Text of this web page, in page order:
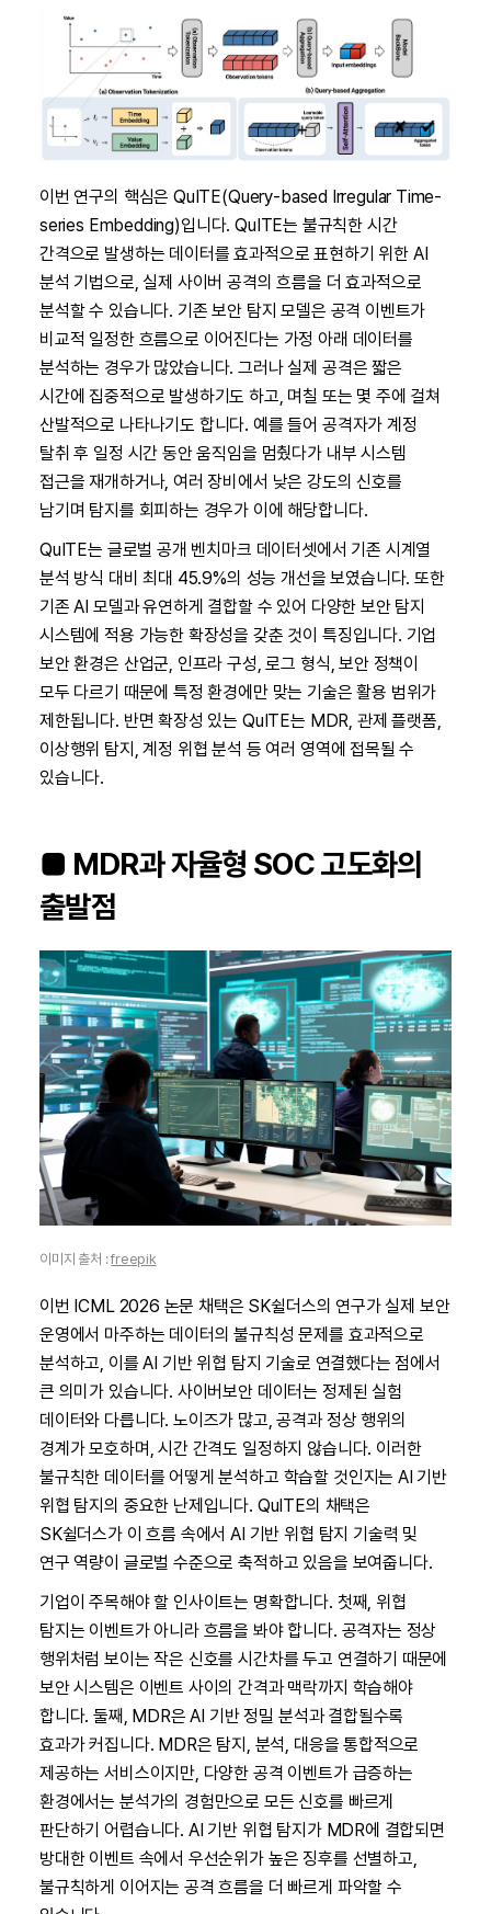
이번 연구의 핵심은 QuITE(Query-based Irregular Time-
series Embedding)입니다. QuITE는 불규칙한 시간
간격으로 발생하는 데이터를 효과적으로 표현하기 위한 AI
분석 기법으로, 실제 사이버 공격의 흐름을 더 효과적으로
분석할 수 있습니다. 기존 보안 탐지 모델은 공격 이벤트가
비교적 일정한 흐름으로 이어진다는 가정 아래 데이터를
분석하는 경우가 많았습니다. 그러나 실제 공격은 짧은
시간에 집중적으로 발생하기도 하고, 며칠 또는 몇 주에 걸쳐
산발적으로 나타나기도 합니다. 예를 들어 공격자가 계정
탈취 후 일정 시간 동안 움직임을 멈췄다가 내부 시스템
접근을 재개하거나, 여러 장비에서 낮은 강도의 신호를
남기며 탐지를 회피하는 경우가 이에 해당합니다.
QuITE는 글로벌 공개 벤치마크 데이터셋에서 기존 시계열
분석 방식 대비 최대 45.9%의 성능 개선을 보였습니다. 또한
기존 AI 모델과 유연하게 결합할 수 있어 다양한 보안 탐지
시스템에 적용 가능한 확장성을 갖춘 것이 특징입니다. 기업
보안 환경은 산업군, 인프라 구성, 로그 형식, 보안 정책이
모두 다르기 때문에 특정 환경에만 맞는 기술은 활용 범위가
제한됩니다. 반면 확장성 있는 QuITE는 MDR, 관제 플랫폼,
이상행위 탐지, 계정 위협 분석 등 여러 영역에 접목될 수
있습니다.
■ MDR과 자율형 SOC 고도화의
출발점
이미지 출처 :freepik
이번 ICML 2026 논문 채택은 SK쉴더스의 연구가 실제 보안
운영에서 마주하는 데이터의 불규칙성 문제를 효과적으로
분석하고, 이를 AI 기반 위협 탐지 기술로 연결했다는 점에서
큰 의미가 있습니다. 사이버보안 데이터는 정제된 실험
데이터와 다릅니다. 노이즈가 많고, 공격과 정상 행위의
경계가 모호하며, 시간 간격도 일정하지 않습니다. 이러한
불규칙한 데이터를 어떻게 분석하고 학습할 것인지는 AI 기반
위협 탐지의 중요한 난제입니다. QuITE의 채택은
SK쉴더스가 이 흐름 속에서 AI 기반 위협 탐지 기술력 및
연구 역량이 글로벌 수준으로 축적하고 있음을 보여줍니다.
기업이 주목해야 할 인사이트는 명확합니다. 첫째, 위협
탐지는 이벤트가 아니라 흐름을 봐야 합니다. 공격자는 정상
행위처럼 보이는 작은 신호를 시간차를 두고 연결하기 때문에
보안 시스템은 이벤트 사이의 간격과 맥락까지 학습해야
합니다. 둘째, MDR은 AI 기반 정밀 분석과 결합될수록
효과가 커집니다. MDR은 탐지, 분석, 대응을 통합적으로
제공하는 서비스이지만, 다양한 공격 이벤트가 급증하는
환경에서는 분석가의 경험만으로 모든 신호를 빠르게
판단하기 어렵습니다. AI 기반 위협 탐지가 MDR에 결합되면
방대한 이벤트 속에서 우선순위가 높은 징후를 선별하고,
불규칙하게 이어지는 공격 흐름을 더 빠르게 파악할 수